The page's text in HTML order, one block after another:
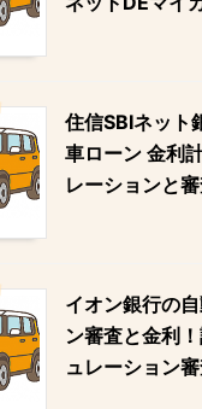
住信SBIネット
車ローン 金利
レーションと
イオン銀行の
ン審査と金利
ュレーション